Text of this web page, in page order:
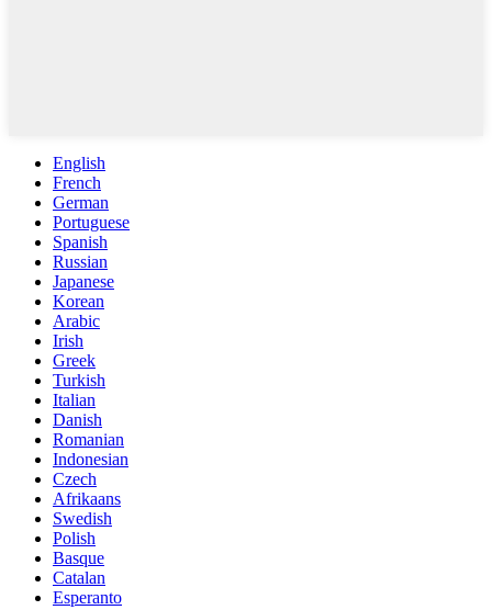
English
French
German
Portuguese
Spanish
Russian
Japanese
Korean
Arabic
Irish
Greek
Turkish
Italian
Danish
Romanian
Indonesian
Czech
Afrikaans
Swedish
Polish
Basque
Catalan
Esperanto